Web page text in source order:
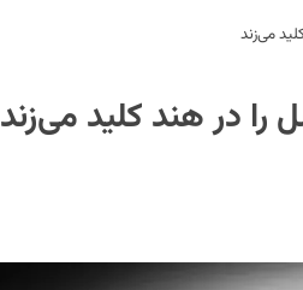
می‌زند
در هند کلید می‌زند